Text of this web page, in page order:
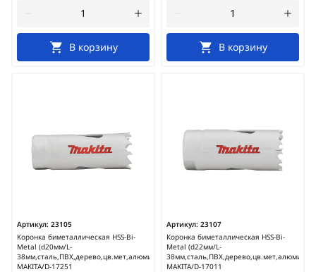
В корзину В корзину
Артикул: 23105
Коронка биметаллическая HSS-Bi-
Metal (d20мм/L-
38мм,сталь,ПВХ,дерево,цв.мет,алюминий)
MAKITA/D-17251
Артикул: 23107
Коронка биметаллическая HSS-Bi-
Metal (d22мм/L-
38мм,сталь,ПВХ,дерево,цв.мет,алюминий)
MAKITA/D-17011